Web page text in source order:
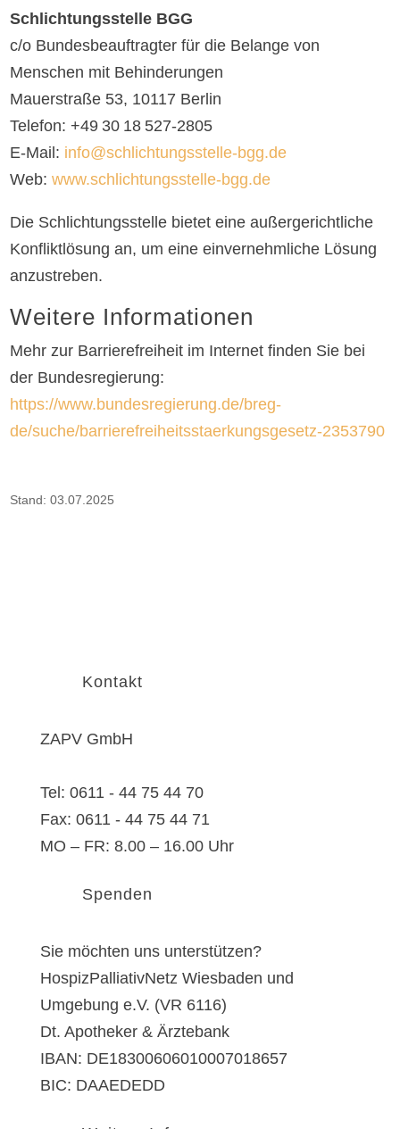
Schlichtungsstelle BGG
c/o Bundesbeauftragter für die Belange von
Menschen mit Behinderungen
Mauerstraße 53, 10117 Berlin
Telefon: +49 30 18 527‑2805
E‑Mail: info@schlichtungsstelle-bgg.de
Web:www.schlichtungsstelle-bgg.de
Die Schlichtungsstelle bietet eine außergerichtliche
Konfliktlösung an, um eine einvernehmliche Lösung
anzustreben.
Weitere Informationen
Mehr zur Barrierefreiheit im Internet finden Sie bei
der Bundesregierung:
https://www.bundesregierung.de/breg-
de/suche/barrierefreiheitsstaerkungsgesetz-2353790
Stand: 03.07.2025
Kontakt
ZAPV GmbH
Tel: 0611 - 44 75 44 70
Fax: 0611 - 44 75 44 71
MO – FR: 8.00 – 16.00 Uhr
Spenden
Sie möchten uns unterstützen?
HospizPalliativNetz Wiesbaden und
Umgebung e.V. (VR 6116)
Dt. Apotheker & Ärztebank
IBAN: DE18300606010007018657
BIC: DAAEDEDD